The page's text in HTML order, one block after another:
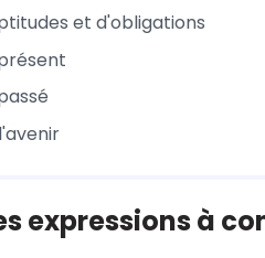
et d'obligations
expressions à